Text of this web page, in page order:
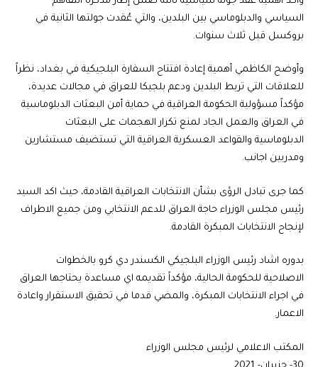
السياسي والدبلوماسي بين البلدين، والتي عُقدت جولتها الثانية في
بروكسل قبل ثلاث سنوات.
وأوضح الكاظمي أهمية إعادة افتتاح السفارة البلجيكية في بغداد، نظراً
للعلاقات التي تربط البلدين ودعم بلجيكا للعراق في مجالات عديدة،
مؤكداً مسؤولية الحكومة العراقية في حماية أمن البعثات الدبلوماسية
في العراق والعمل الجاد لمنع تكرار الهجمات على البعثات
الدبلوماسية والقواعد العسكرية العراقية التي تستضيف مستشارين
ومدربين اجانب.
كما جرى تبادل الرؤى بشأن الانتخابات العراقية القادمة، حيث اكد السيد
رئيس مجلس الوزراء حاجة العراق للدعم الانتخابي ومن جميع الاطراف
لإنجاح الانتخابات المبكرة القادمة.
بدوره اشاد رئيس الوزراء البلجيكي الكسندر دي كرو بالخطوات
الاصلاحية للحكومة الحالية، مؤكداً تقديمه اي مساعدة يحتاجها العراق
في اجراء الانتخابات المبكرة، والمضي قدما في تحقيق الاستقرار واعادة
الاعمار.
المكتب الاعلامي لرئيس مجلس الوزراء